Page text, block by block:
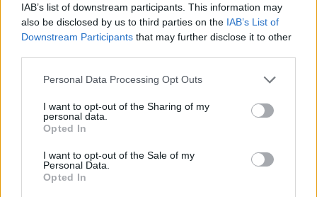
IAB’s list of downstream participants. This information may
also be disclosed by us to third parties on the IAB’s List of
Downstream Participants that may further disclose it to other
Personal Data Processing Opt Outs
I want to opt-out of the Sharing of my
personal data.
Opted In
I want to opt-out of the Sale of my
Personal Data.
Opted In
30.07.2026 - 16:40